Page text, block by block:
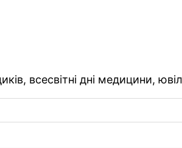
всесвітні дні медицини,